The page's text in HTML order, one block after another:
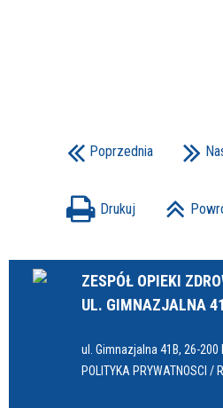
Poprzednia
Drukuj
ZESPÓŁ OPIEKI
UL. GIMNAZJALNA
ul. Gimnazjalna 41B, 26-200
POLITYKA PRYWATNOSCI /